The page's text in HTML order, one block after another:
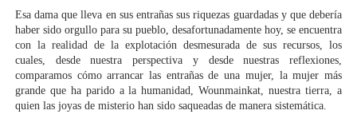
Esa dama que lleva en sus entrañas sus riquezas guardadas y que debería
haber sido orgullo para su pueblo, desafortunadamente hoy, se encuentra
con la realidad de la explotación desmesurada de sus recursos, los
cuales, desde nuestra perspectiva y desde nuestras reflexiones,
comparamos cómo arrancar las entrañas de una mujer, la mujer más
grande que ha parido a la humanidad, Wounmainkat, nuestra tierra, a
quien las joyas de misterio han sido saqueadas de manera sistemática.